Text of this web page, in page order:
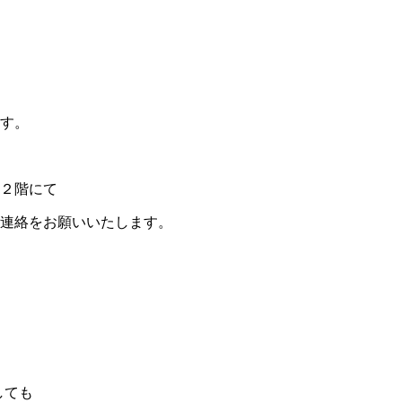
。
階にて
絡をお願いいたします。
ても